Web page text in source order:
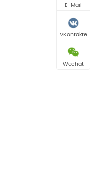
E-Mail
VKontakte
Wechat